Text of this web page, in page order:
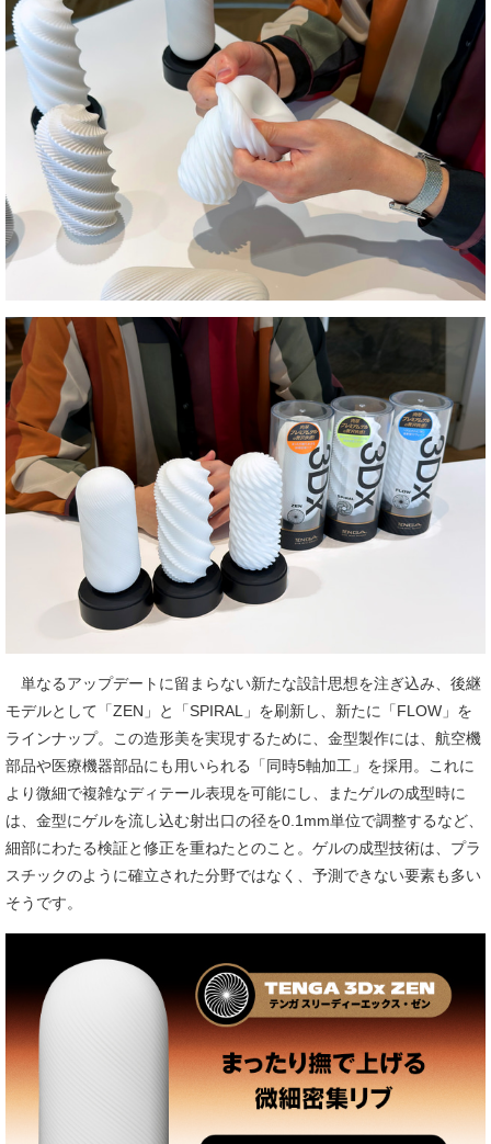
単なるアップデートに留まらない新たな設計思想を注ぎ込み、後継
モデルとして「ZEN」と「SPIRAL」を刷新し、新たに「FLOW」を
ラインナップ。この造形美を実現するために、金型製作には、航空機
部品や医療機器部品にも用いられる「同時5軸加工」を採用。これに
より微細で複雑なディテール表現を可能にし、またゲルの成型時に
は、金型にゲルを流し込む射出口の径を0.1mm単位で調整するなど、
細部にわたる検証と修正を重ねたとのこと。ゲルの成型技術は、プラ
スチックのように確立された分野ではなく、予測できない要素も多い
そうです。